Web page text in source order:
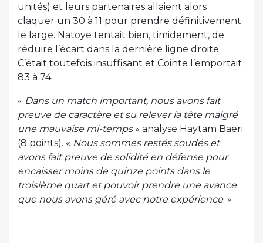
unités) et leurs partenaires allaient alors
claquer un 30 à 11 pour prendre définitivement
le large. Natoye tentait bien, timidement, de
réduire l’écart dans la dernière ligne droite.
C’était toutefois insuffisant et Cointe l’emportait
83 à 74.
« Dans un match important, nous avons fait
preuve de caractère et su relever la tête malgré
une mauvaise mi-temps» analyse Haytam Baeri
(8 points). « Nous sommes restés soudés et
avons fait preuve de solidité en défense pour
encaisser moins de quinze points dans le
troisième quart et pouvoir prendre une avance
que nous avons géré avec notre expérience. »